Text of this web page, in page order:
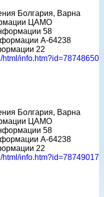
Болгария, Варна
ЦАМО
58
A-64238
22
html/info.htm?id=78748650
Болгария, Варна
ЦАМО
58
A-64238
22
html/info.htm?id=78749017